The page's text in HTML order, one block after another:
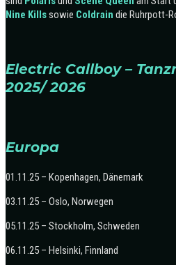
Nine Killssowie Coldrain die Ruhrpott-
Electric Callboy –
2025/ 2026
Europa
01.11.25 – Kopenhagen, Dänemark
03.11.25 – Oslo, Norwegen
05.11.25 – Stockholm, Schweden
06.11.25 – Helsinki, Finnland